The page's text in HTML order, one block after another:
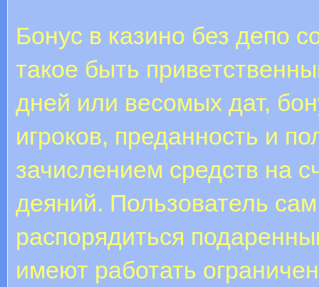
Бонус в казино без депо
такое быть
дней или весомых дат,
игроков, преданность и
зачислением средств на
деяний. Пользователь
распорядиться
имеют работать